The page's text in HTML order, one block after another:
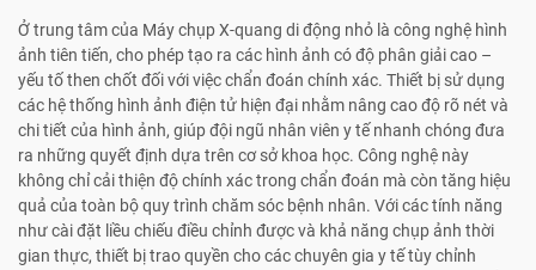
Ở trung tâm của Máy chụp X-quang di động nhỏ là công nghệ hình
ảnh tiên tiến, cho phép tạo ra các hình ảnh có độ phân giải cao –
yếu tố then chốt đối với việc chẩn đoán chính xác. Thiết bị sử dụng
các hệ thống hình ảnh điện tử hiện đại nhằm nâng cao độ rõ nét và
chi tiết của hình ảnh, giúp đội ngũ nhân viên y tế nhanh chóng đưa
ra những quyết định dựa trên cơ sở khoa học. Công nghệ này
không chỉ cải thiện độ chính xác trong chẩn đoán mà còn tăng hiệu
quả của toàn bộ quy trình chăm sóc bệnh nhân. Với các tính năng
như cài đặt liều chiếu điều chỉnh được và khả năng chụp ảnh thời
gian thực, thiết bị trao quyền cho các chuyên gia y tế tùy chỉnh